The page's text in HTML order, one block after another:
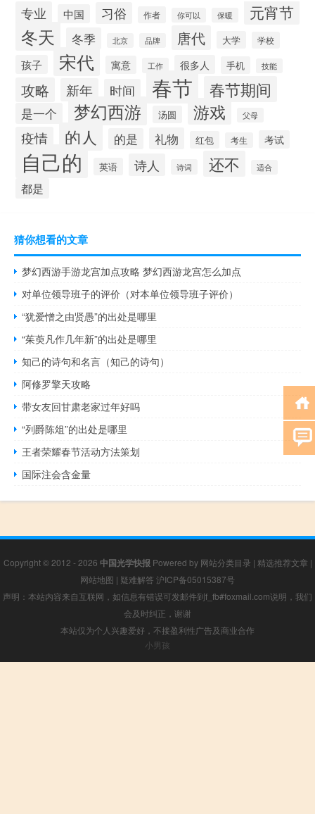
专业 中国 习俗 作者 你可以 保暖 元宵节
冬天 冬季 北京 品牌 唐代 大学 学校
孩子 宋代 寓意 工作 很多人 手机 技能
攻略 新年 时间 春节 春节期间
是一个 梦幻西游 汤圆 游戏 父母
疫情 的人 的是 礼物 红包 考生 考试
自己的 英语 诗人 诗词 还不 适合
都是
猜你想看的文章
梦幻西游手游龙宫加点攻略 梦幻西游龙宫怎么加点
对单位领导班子的评价（对本单位领导班子评价）
“犹爱憎之由贤愚”的出处是哪里
“茱萸凡作几年新”的出处是哪里
知己的诗句和名言（知己的诗句）
阿修罗擎天攻略
带女友回甘肃老家过年好吗
“列爵陈俎”的出处是哪里
王者荣耀春节活动方法策划
国际注会含金量
Copyright © 2012 - 2026 中国光学快报 Powered by 网站分类目录 | 精选推荐文章 |
网站地图 | 疑难解答 沪ICP备05015387号
声明：本站内容来自互联网，如信息有错误可发邮件到f_fb#foxmail.com说明，我们
会及时纠正，谢谢
本站仅为个人兴趣爱好，不接盈利性广告及商业合作
小男孩